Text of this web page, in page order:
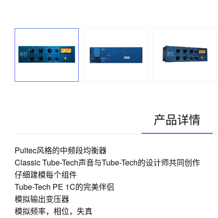
产品详情
Pultec风格的中频段均衡器
Classic Tube-Tech声音与Tube-Tech的设计师共同创作
仔细建模每个组件
Tube-Tech PE 1C的完美伴侣
模拟输出变压器
模拟频率，相位，失真